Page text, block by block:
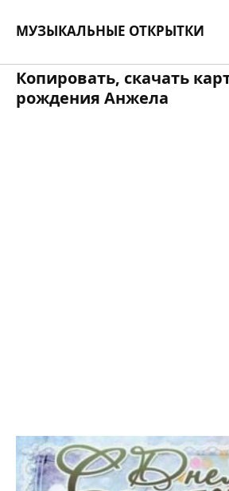
МУЗЫКАЛЬНЫЕ ОТКРЫТКИ
Копировать, скачать
рождения Анжела